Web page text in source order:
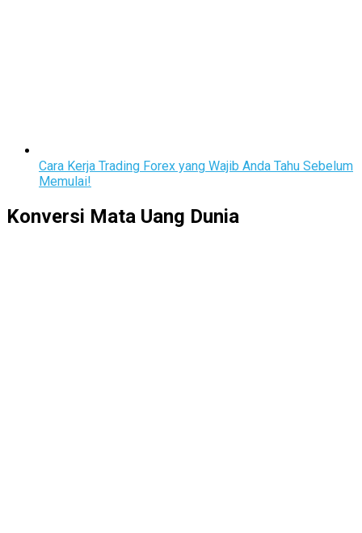
Cara Kerja Trading Forex yang Wajib Anda Tahu Sebelum
Memulai!
Konversi Mata Uang Dunia